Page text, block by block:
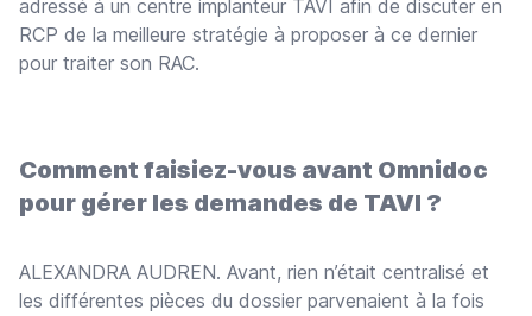
adressé à un centre implanteur TAVI afin de discuter en
RCP de la meilleure stratégie à proposer à ce dernier
pour traiter son RAC.
Comment faisiez-vous avant Omnidoc
pour gérer les demandes de TAVI ?
ALEXANDRA AUDREN. Avant, rien n’était centralisé et
les différentes pièces du dossier parvenaient à la fois